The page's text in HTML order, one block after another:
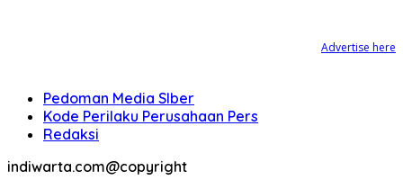
Advertise here
Pedoman Media SIber
Kode Perilaku Perusahaan Pers
Redaksi
indiwarta.com@copyright